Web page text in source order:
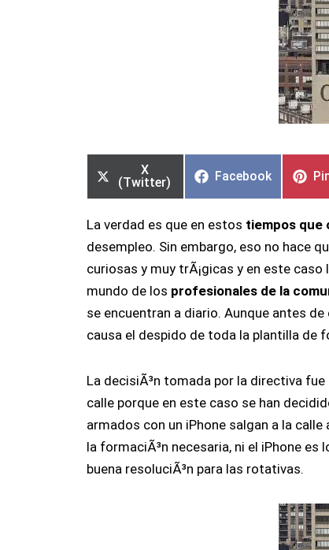
en
X
(Twitter)
en
Facebook
en
La verdad es que en estos tiempos que
desempleo. Sin embargo, eso no hace
curiosas y muy trÃ¡gicas y en este
mundo de los profesionales de la
se encuentran a diario. Aunque antes
causa el despido de toda la plantilla de
La decisiÃ³n tomada por la directiva fue
calle porque en este caso se han
armados con un iPhone salgan a la
la formaciÃ³n necesaria, ni el iPhone
buena resoluciÃ³n para las rotativas.
en
en
en